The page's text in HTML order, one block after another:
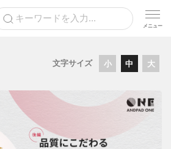
文字サイズ 小 中 大